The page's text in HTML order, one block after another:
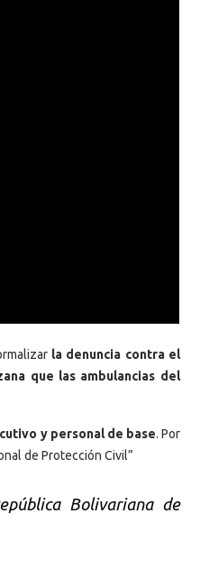
la denuncia contra el
que las ambulancias del
y personal de base. Por
de Protección Civil”
Bolivariana de